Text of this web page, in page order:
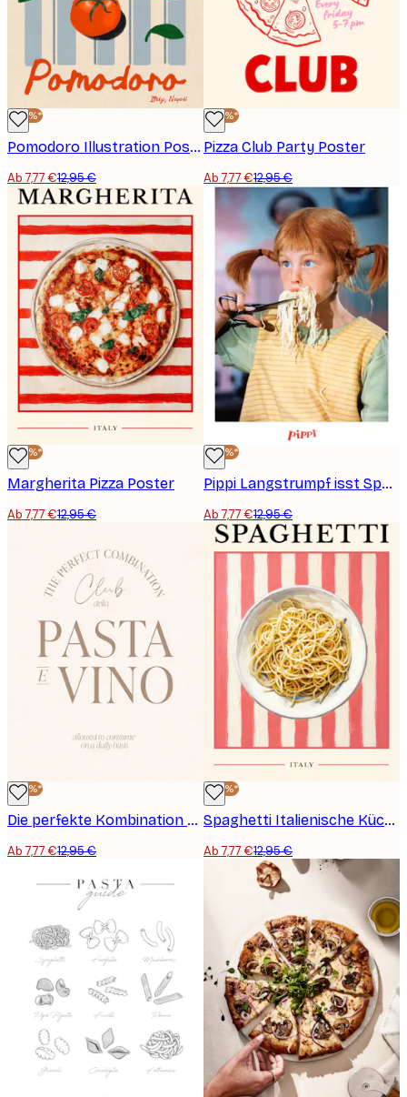
-40%*
Pomodoro Illustration Poster
Ab 7,77 €12,95 €
-40%*
Pizza Club Party Poster
Ab 7,77 €12,95 €
-40%*
Margherita Pizza Poster
Ab 7,77 €12,95 €
-40%*
Pippi Langstrumpf isst Spaghetti Poster
Ab 7,77 €12,95 €
-40%*
Die perfekte Kombination Poster
Ab 7,77 €12,95 €
-40%*
Spaghetti Italienische Küche Poster
Ab 7,77 €12,95 €